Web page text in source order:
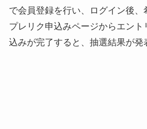
で会員登録を行い、ログイン後、
プレリク申込みページからエント
込みが完了すると、抽選結果が発